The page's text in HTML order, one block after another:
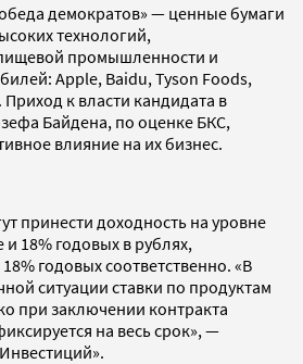
демократов» — ценные бумаги
технологий,
промышленности и
Apple, Baidu, Tyson Foods,
к власти кандидата в
Байдена, по оценке БКС,
влияние на их бизнес.
принести доходность на уровне
18% годовых в рублях,
годовых соответственно. «В
ситуации ставки по продуктам
при заключении контракта
на весь срок», —